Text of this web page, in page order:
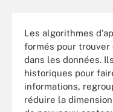
Les algorithmes
formés pour
dans les données.
historiques pour
informations,
réduire la